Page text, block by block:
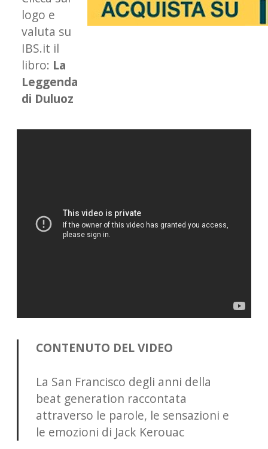
logo e
valuta su
IBS.it il
libro: La
Leggenda
di Duluoz
CONTENUTO DEL VIDEO
La San Francisco degli anni della
beat generation raccontata
attraverso le parole, le sensazioni e
le emozioni di Jack Kerouac